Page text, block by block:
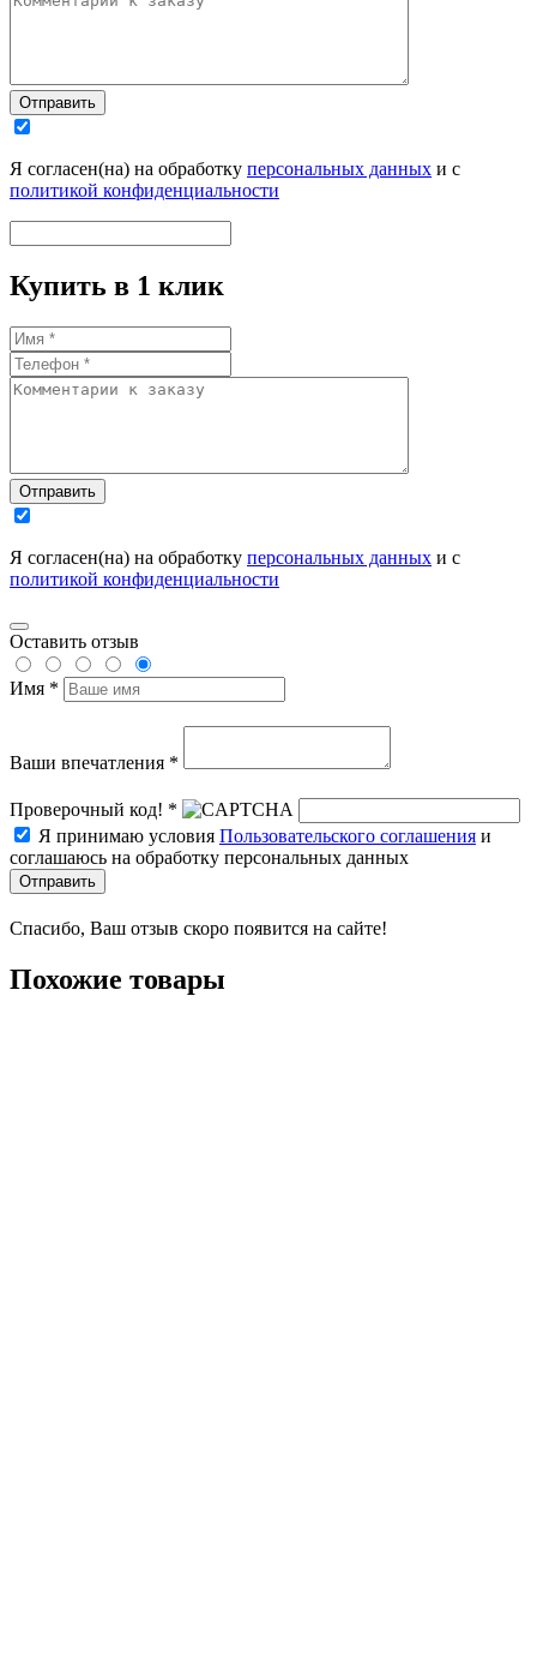
Отправить
Я согласен(на) на обработку персональных данных и с
политикой конфиденциальности
Купить в 1 клик
Отправить
Я согласен(на) на обработку персональных данных и с
политикой конфиденциальности
Оставить отзыв
Имя *
Ваши впечатления *
Проверочный код! *
Я принимаю условия Пользовательского соглашения и
соглашаюсь на обработку персональных данных
Отправить
Спасибо, Ваш отзыв скоро появится на сайте!
Похожие товары